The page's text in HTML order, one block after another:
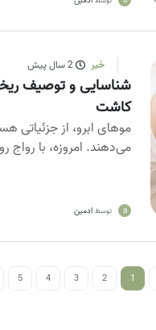
خبر 2 سال پیش
شناسایی و توصیف
کاشت
موهای ابرو، از جزئیاتی
می‌دهند. امروزه، با
a توسطادمین
1
2
3
4
5